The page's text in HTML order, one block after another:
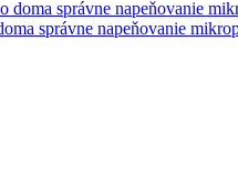
správne napeňovanie